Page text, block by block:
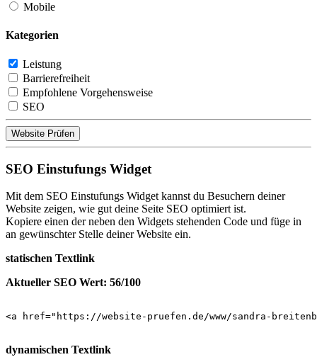
Mobile
Kategorien
Leistung
Barrierefreiheit
Empfohlene Vorgehensweise
SEO
Website Prüfen
SEO Einstufungs Widget
Mit dem SEO Einstufungs Widget kannst du Besuchern deiner
Website zeigen, wie gut deine Seite SEO optimiert ist.
Kopiere einen der neben den Widgets stehenden Code und füge in
an gewünschter Stelle deiner Website ein.
statischen Textlink
Aktueller SEO Wert: 56/100
<a href="https://website-pruefen.de/www/sandra-
dynamischen Textlink